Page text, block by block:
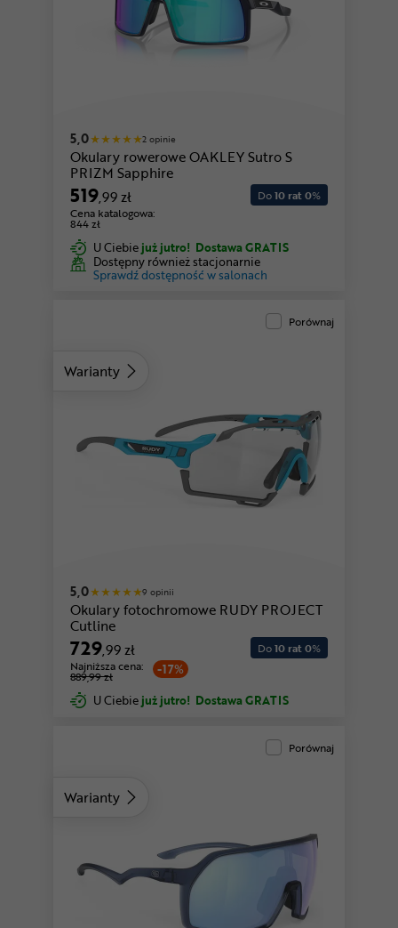
5,0 2 opinie
Okulary rowerowe OAKLEY Sutro S
PRIZM Sapphire
519,99 zł
Cena katalogowa:
844 zł
Do10 rat 0%
U Ciebie już jutro! Dostawa GRATIS
Dostępny również stacjonarnie
Sprawdź dostępność w salonach
Warianty
Porównaj
5,0 9 opinii
Okulary fotochromowe RUDY PROJECT
Cutline
729,99 zł
-17%
Najniższa cena:
889,99 zł
Do10 rat 0%
U Ciebie już jutro! Dostawa GRATIS
Warianty
Porównaj